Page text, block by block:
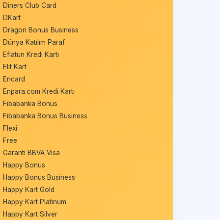
Diners Club Card
DKart
Dragon Bonus Business
Dünya Katılım Paraf
Eflatun Kredi Kartı
Elit Kart
Encard
Enpara.com Kredi Kartı
Fibabanka Bonus
Fibabanka Bonus Business
Flexi
Free
Garanti BBVA Visa
Happy Bonus
Happy Bonus Business
Happy Kart Gold
Happy Kart Platinum
Happy Kart Silver